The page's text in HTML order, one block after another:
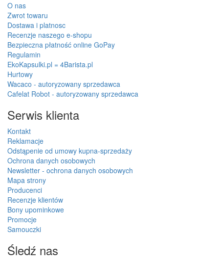
O nas
Zwrot towaru
Dostawa i platnosc
Recenzje naszego e-shopu
Bezpieczna płatność online GoPay
Regulamin
EkoKapsulki.pl = 4Barista.pl
Hurtowy
Wacaco - autoryzowany sprzedawca
Cafelat Robot - autoryzowany sprzedawca
Serwis klienta
Kontakt
Reklamacje
Odstąpenie od umowy kupna-sprzedaży
Ochrona danych osobowych
Newsletter - ochrona danych osobowych
Mapa strony
Producenci
Recenzje klientów
Bony upominkowe
Promocje
Samouczki
Śledź nas